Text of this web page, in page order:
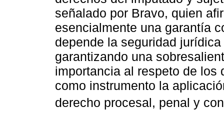
señalado por Bravo, quien
esencialmente una garantía
depende la seguridad
garantizando una
importancia al respeto de los
como instrumento la
derecho procesal, penal y